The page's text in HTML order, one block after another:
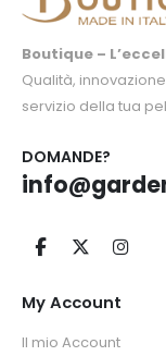
Boutique –
Qualità,
servizio della tua
DOMANDE?
My Account
Il mio Account